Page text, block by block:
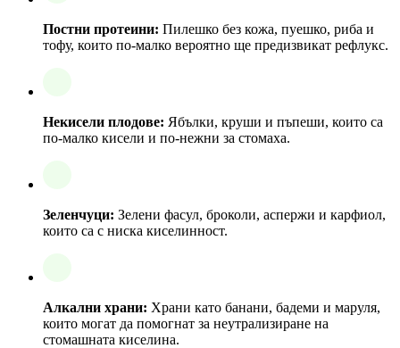
Постни протеини: Пилешко без кожа, пуешко, риба и
тофу, които по-малко вероятно ще предизвикат рефлукс.
Некисели плодове: Ябълки, круши и пъпеши, които са
по-малко кисели и по-нежни за стомаха.
Зеленчуци: Зелени фасул, броколи, аспержи и карфиол,
които са с ниска киселинност.
Алкални храни: Храни като банани, бадеми и маруля,
които могат да помогнат за неутрализиране на
стомашната киселина.